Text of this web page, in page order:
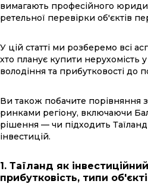
вимагають професійного
ретельної перевірки об'єктів
У цій статті ми розберемо всі
хто планує купити нерухомість у
володіння та прибутковості до
Ви також побачите порівняння
ринками регіону, включаючи
рішення — чи підходить
інвестицій.
1. Таїланд як
прибутковість, типи